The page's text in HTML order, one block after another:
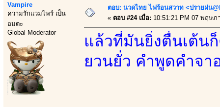
Vampire
ความรักแวมไพร์ เป็น
อมตะ
Global Moderator
ตอบ: นวดไทย ไฟร้อนสวาท <ปรายฝน
« ตอบ #24 เมื่อ: 10:51:21 PM 07 พฤษภ
แล้วที่มันยิ่งตื่นเต้น
ยวนยั่ว คำพูดคำจ